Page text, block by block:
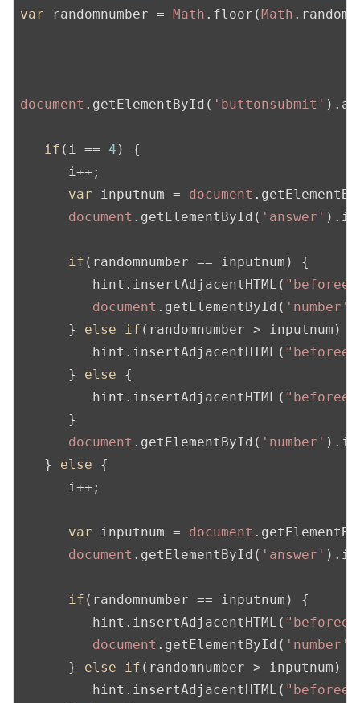
var randomnumber = Math .floor(Math
document .getElementById( 'buttonsubmit'
if (i == 4 ) {
      i++;
var inputnum = document
document .getElementById( 'answer'
if (randomnumber == inputnum) {
         hint.insertAdjacentHTML(
document .getElementById( 'number'
      }
else if (randomnumber > inputnum) {
         hint.insertAdjacentHTML(
      }
else {
         hint.insertAdjacentHTML(
      }
document .getElementById( 'number'
   }
else {
      i++;
var inputnum = document
document .getElementById( 'answer'
if (randomnumber == inputnum) {
         hint.insertAdjacentHTML(
document .getElementById( 'number'
      }
else if (randomnumber > inputnum) {
         hint.insertAdjacentHTML(